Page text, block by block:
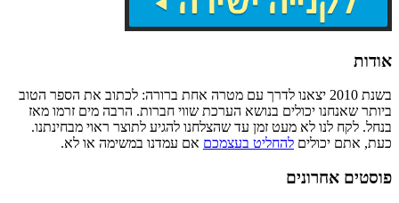
אודות
בשנת 2010 יצאנו לדרך עם מטרה אחת ברורה: לכתוב את הספר הטוב
ביותר שאנחנו יכולים בנושא הערכת שווי חברות. הרבה מים זרמו מאז
בנחל. לקח לנו לא מעט זמן עד שהצלחנו להגיע לתוצר ראוי מבחינתנו.
כעת, אתם יכולים להחליט בעצמכם אם עמדנו במשימה או לא.
פוסטים אחרונים